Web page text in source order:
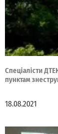
Спеціалісти
пунктам
18.08.2021